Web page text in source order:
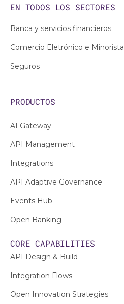
EN TODOS LOS SECTORES
Banca y servicios financieros
Comercio Eletrónico e Minorista
Seguros
PRODUCTOS
AI Gateway
API Management
Integrations
API Adaptive Governance
Events Hub
Open Banking
CORE CAPABILITIES
API Design & Build
Integration Flows
Open Innovation Strategies